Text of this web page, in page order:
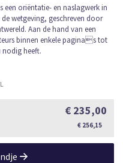
een oriëntatie- en naslagwerk in
wetgeving, geschreven door
Aan de hand van een
binnen enkele paginas tot
nodig heeft.
€ 235,00
€ 256,15